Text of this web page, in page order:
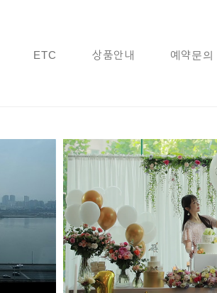
ETC 상품안내 예약문의
인스타1